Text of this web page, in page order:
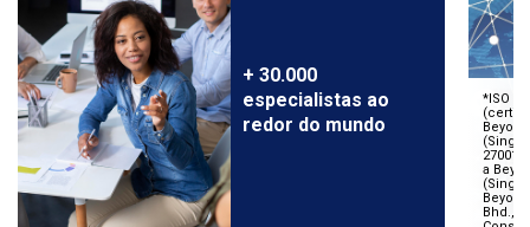
+ 30.000
especialistas ao
redor do mundo